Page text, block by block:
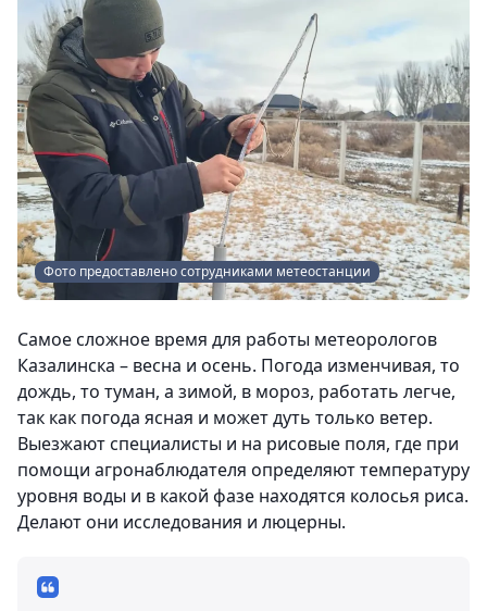
Фото предоставлено сотрудниками метеостанции
Самое сложное время для работы метеорологов
Казалинска – весна и осень. Погода изменчивая, то
дождь, то туман, а зимой, в мороз, работать легче,
так как погода ясная и может дуть только ветер.
Выезжают специалисты и на рисовые поля, где при
помощи агронаблюдателя определяют температуру
уровня воды и в какой фазе находятся колосья риса.
Делают они исследования и люцерны.